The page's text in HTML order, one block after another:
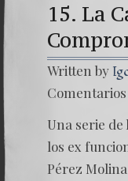
15. La
Written by
Una serie
los ex
Pérez